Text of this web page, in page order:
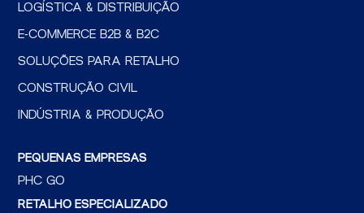
LOGÍSTICA & DISTRIBUIÇÃO
E-COMMERCE B2B & B2C
SOLUÇÕES PARA RETALHO
CONSTRUÇÃO CIVIL
INDÚSTRIA & PRODUÇÃO
PEQUENAS EMPRESAS
PHC GO
RETALHO ESPECIALIZADO